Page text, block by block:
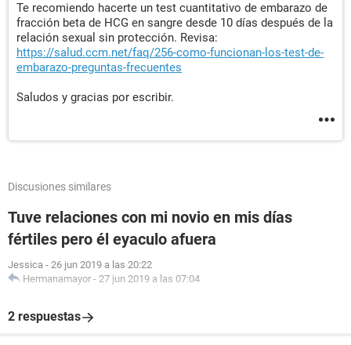
Te recomiendo hacerte un test cuantitativo de embarazo de
fracción beta de HCG en sangre desde 10 días después de la
relación sexual sin protección. Revisa:
https://salud.ccm.net/faq/256-como-funcionan-los-test-de-
embarazo-preguntas-frecuentes
Saludos y gracias por escribir.
Discusiones similares
Tuve relaciones con mi novio en mis días
fértiles pero él eyaculo afuera
Jessica - 26 jun 2019 a las 20:22
Hermanamayor - 27 jun 2019 a las 07:04
2 respuestas